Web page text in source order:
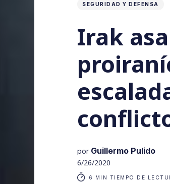
SEGURIDAD Y DEFENSA
Irak
por Guillermo Pulido
6/26/2020
6 MIN TIEMPO DE